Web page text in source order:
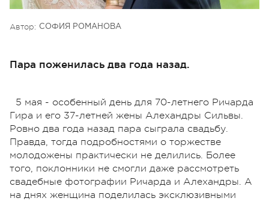
Автор: СОФИЯ РОМАНОВА
Пара поженилась два года назад.
5 мая - особенный день для 70-летнего Ричарда
Гира и его 37-летней жены Алехандры Сильвы.
Ровно два года назад пара сыграла свадьбу.
Правда, тогда подробностями о торжестве
молодожены практически не делились. Более
того, поклонники не смогли даже рассмотреть
свадебные фотографии Ричарда и Алехандры. А
на днях женщина поделилась эксклюзивными